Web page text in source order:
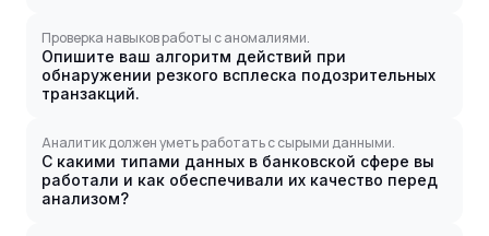
Проверка навыков работы с аномалиями.
Опишите ваш алгоритм действий при
обнаружении резкого всплеска подозрительных
транзакций.
Аналитик должен уметь работать с сырыми данными.
С какими типами данных в банковской сфере вы
работали и как обеспечивали их качество перед
анализом?